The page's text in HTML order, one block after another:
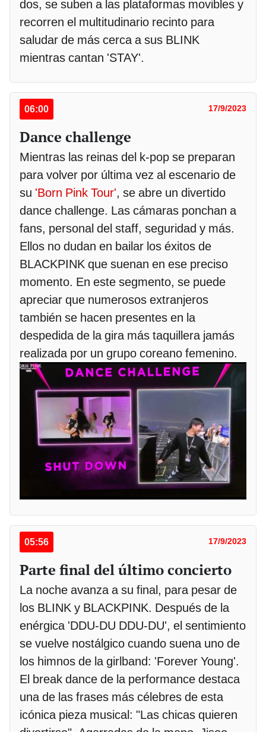
dos, se suben a las plataformas movibles y
recorren el multitudinario recinto para
saludar de más cerca a sus BLINK
mientras cantan 'STAY'.
06:00 17/9/2023
Dance challenge
Mientras las reinas del k-pop se preparan
para volver por última vez al escenario de
su 'Born Pink Tour', se abre un divertido
dance challenge. Las cámaras ponchan a
fans, personal del staff, seguridad y más.
Ellos no dudan en bailar los éxitos de
BLACKPINK que suenan en ese preciso
momento. En este segmento, se puede
apreciar que numerosos extranjeros
también se hacen presentes en la
despedida de la gira más taquillera jamás
realizada por un grupo coreano femenino.
05:56 17/9/2023
Parte final del último concierto
La noche avanza a su final, para pesar de
los BLINK y BLACKPINK. Después de la
enérgica 'DDU-DU DDU-DU', el sentimiento
se vuelve nostálgico cuando suena uno de
los himnos de la girlband: 'Forever Young'.
El break dance de la performance destaca
una de las frases más célebres de esta
icónica pieza musical: "Las chicas quieren